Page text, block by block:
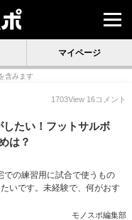
マイページ
含みます
1703View 16コメント
たい！フットサルボ
は？
での練習用に試合で使うもの
いです。未経験で、何がおす
モノスポ編集部